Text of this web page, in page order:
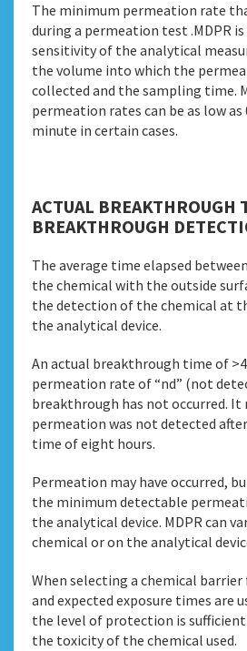
The minimum permeation rate
during a permeation test .MDPR
sensitivity of the analytical
the volume into which the
collected and the sampling time.
permeation rates can be as low
minute in certain cases.
ACTUAL BREAKTHROUGH
BREAKTHROUGH
The average time elapsed
the chemical with the outside
the detection of the chemical at
the analytical device.
An actual breakthrough time of
permeation rate of “nd” (not
breakthrough has not occurred.
permeation was not detected
time of eight hours.
Permeation may have occurred,
the minimum detectable
the analytical device. MDPR can
chemical or on the analytical
When selecting a chemical barrier
and expected exposure times are
the level of protection is
the toxicity of the chemical used.